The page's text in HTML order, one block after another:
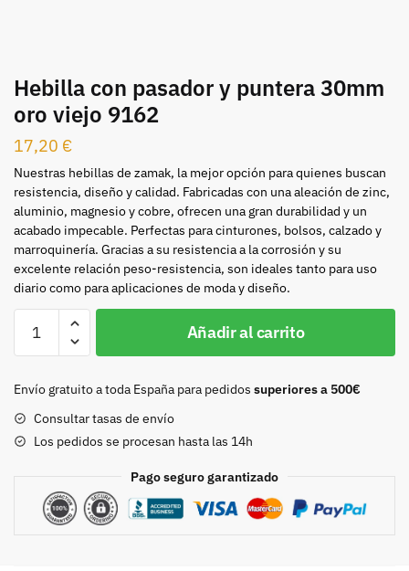
Hebilla con pasador y puntera 30mm
oro viejo 9162
17,20 €
Nuestras hebillas de zamak, la mejor opción para quienes buscan
resistencia, diseño y calidad. Fabricadas con una aleación de zinc,
aluminio, magnesio y cobre, ofrecen una gran durabilidad y un
acabado impecable. Perfectas para cinturones, bolsos, calzado y
marroquinería. Gracias a su resistencia a la corrosión y su
excelente relación peso-resistencia, son ideales tanto para uso
diario como para aplicaciones de moda y diseño.
con
y
30mm
oro
cantidad
Añadir al carrito
Envío gratuito a toda España para pedidos superiores a 500€
Consultar tasas de envío
Los pedidos se procesan hasta las 14h
Pago seguro garantizado